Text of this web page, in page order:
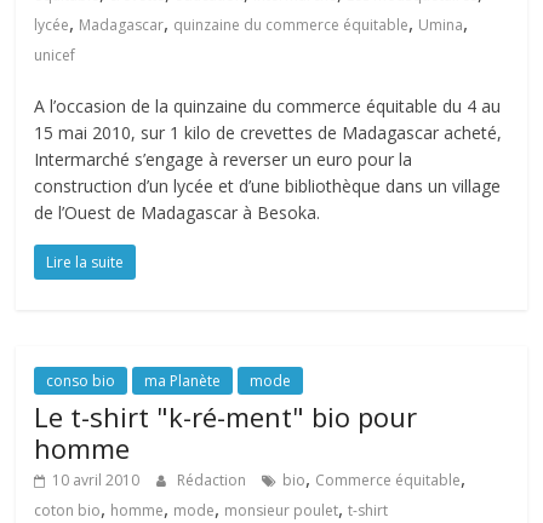
lycée, Madagascar, quinzaine du commerce équitable, Umina,
unicef
A l’occasion de la quinzaine du commerce équitable du 4 au
15 mai 2010, sur 1 kilo de crevettes de Madagascar acheté,
Intermarché s’engage à reverser un euro pour la
construction d’un lycée et d’une bibliothèque dans un village
de l’Ouest de Madagascar à Besoka.
Lire la suite
conso bio ma Planète mode
Le t-shirt "k-ré-ment" bio pour
homme
10 avril 2010 Rédaction bio, Commerce équitable,
coton bio, homme, mode, monsieur poulet,t-shirt